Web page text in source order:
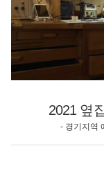
2021 옆
- 경기지역